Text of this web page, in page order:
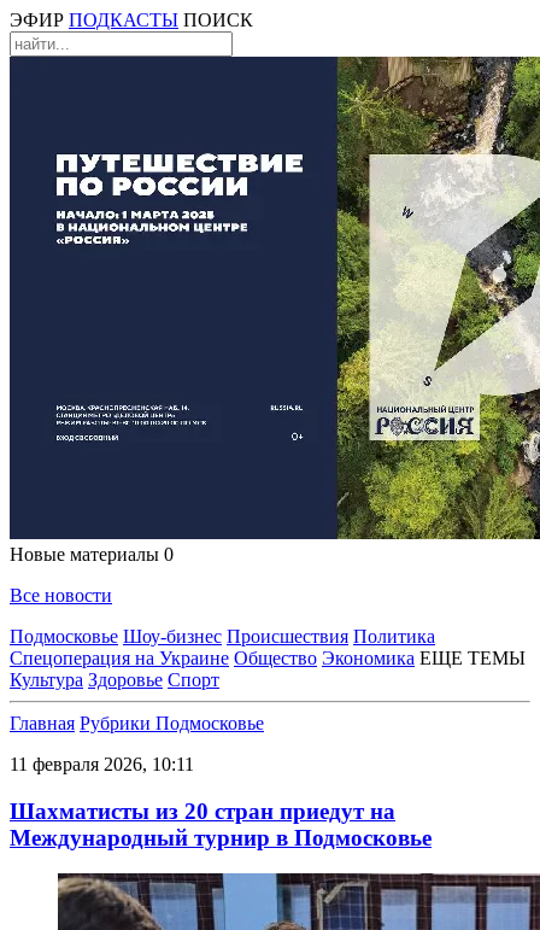
ЭФИР ПОДКАСТЫ ПОИСК
Новые материалы 0
Все новости
Подмосковье Шоу-бизнес Происшествия Политика
Спецоперация на Украине Общество Экономика ЕЩЕ ТЕМЫ
Культура Здоровье Спорт
Главная Рубрики Подмосковье
11 февраля 2026, 10:11
Шахматисты из 20 стран приедут на
Международный турнир в Подмосковье